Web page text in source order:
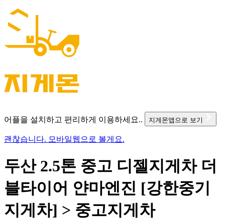
어플을 설치하고 편리하게 이용하세요.. 지게몬앱으로 보기
괜찮습니다. 모바일웹으로 볼게요.
두산 2.5톤 중고 디젤지게차 더
블타이어 얀마엔진 [강한중기
지게차] > 중고지게차